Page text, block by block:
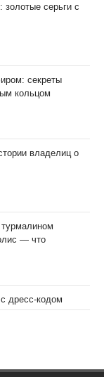
золотые серьги с
секреты
кольцом
владелиц о
— что
дресс-кодом